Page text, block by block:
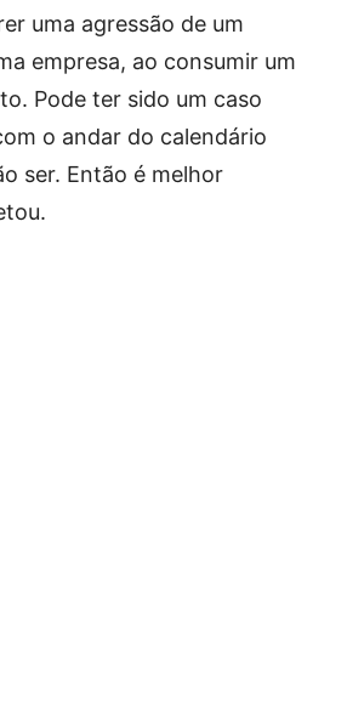
uma agressão de um
empresa, ao consumir um
Pode ter sido um caso
o andar do calendário
ser. Então é melhor